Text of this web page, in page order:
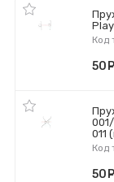
Код
50
011
Код
50